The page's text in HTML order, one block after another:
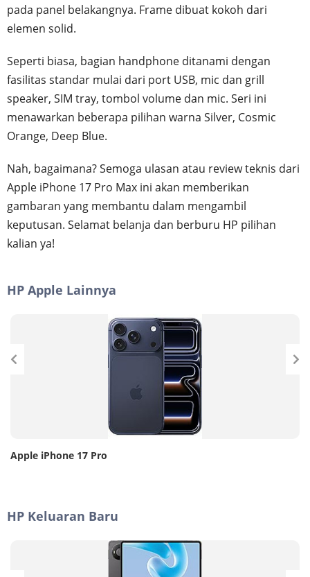
pada panel belakangnya. Frame dibuat kokoh dari
elemen solid.
Seperti biasa, bagian handphone ditanami dengan
fasilitas standar mulai dari port USB, mic dan grill
speaker, SIM tray, tombol volume dan mic. Seri ini
menawarkan beberapa pilihan warna Silver, Cosmic
Orange, Deep Blue.
Nah, bagaimana? Semoga ulasan atau review teknis dari
Apple iPhone 17 Pro Max ini akan memberikan
gambaran yang membantu dalam mengambil
keputusan. Selamat belanja dan berburu HP pilihan
kalian ya!
HP Apple Lainnya
Apple iPhone 17 Pro
HP Keluaran Baru